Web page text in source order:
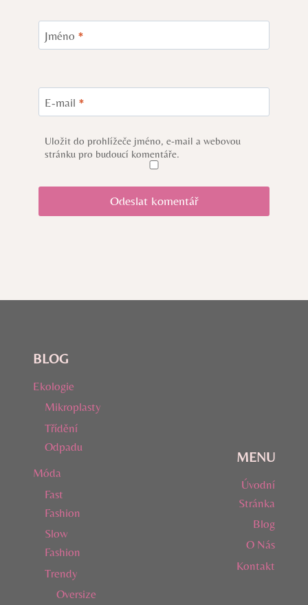
Jméno *
E-mail *
Uložit do prohlížeče jméno, e-mail a webovou
stránku pro budoucí komentáře.
BLOG
Ekologie
Mikroplasty
Třídění
Odpadu
Móda
Fast
Fashion
Slow
Fashion
Trendy
Oversize
MENU
Úvodní
Stránka
Blog
O Nás
Kontakt